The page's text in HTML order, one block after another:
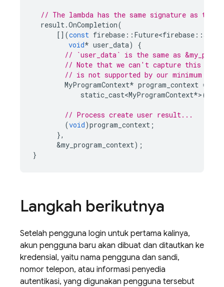
// The lambda has the same signature as the
result.OnCompletion(
[](const firebase :: Future<firebase ::auth
void* user_data)
{
// `user_data` is the same as
// Note that we can't capture this
// is not supported by our minimum
MyProgramContext* program_context =
static_cast<MyProgramContext*>(
// Process create user result...
(void)program_context ;
},
&my_program_context);
}
Langkah berikutnya
Setelah pengguna login untuk pertama kalinya,
akun pengguna baru akan dibuat dan ditautkan ke
kredensial, yaitu nama pengguna dan sandi,
nomor telepon, atau informasi penyedia
autentikasi, yang digunakan pengguna tersebut